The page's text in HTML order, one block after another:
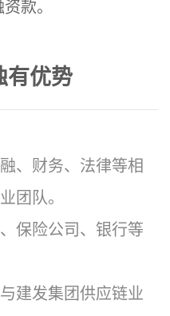
款。
有优势
、财务、法律等相
团队。
保险公司、银行等
建发集团供应链业